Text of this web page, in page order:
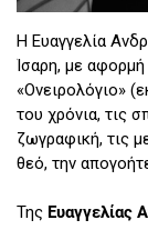
Η Ευαγγελία
Ίσαρη, με
«Ονειρολόγιο»
του χρόνια, τις
ζωγραφική, τις
θεό, την
Της Ευαγγελίας